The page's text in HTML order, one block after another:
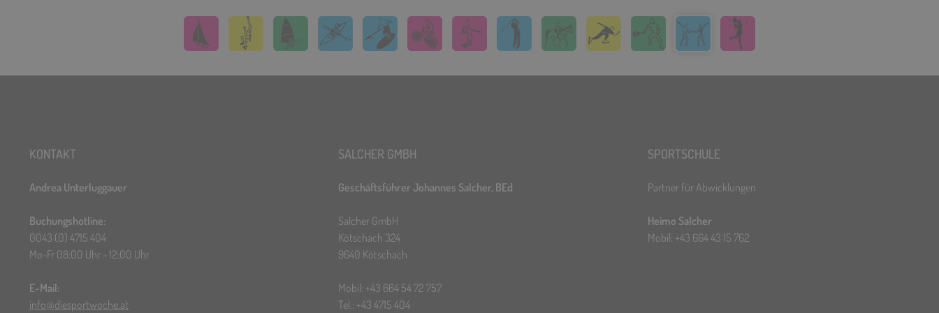
KONTAKT
Andrea Unterluggauer
Buchungshotline:
0043 (0) 4715 404
Mo-Fr 08:00 Uhr - 12:00 Uhr
E-Mail:
info@diesportwoche.at
SALCHER GMBH
Geschäftsführer Johannes Salcher, BEd
Salcher GmbH
Kötschach 324
9640 Kötschach
Mobil: +43 664 54 72 757
Tel.: +43 4715 404
SPORTSCHULE
Partner für Abwicklungen
Heimo Salcher
Mobil: +43 664 43 15 762